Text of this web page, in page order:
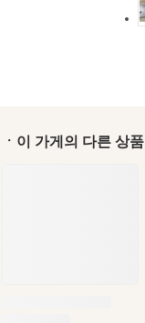
ㆍ이 가게의 다른 상품